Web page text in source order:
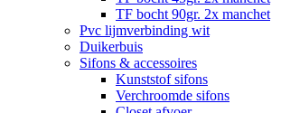
TF bocht 90gr. 2x manchet
Pvc lijmverbinding wit
Duikerbuis
Sifons & accessoires
Kunststof sifons
Verchroomde sifons